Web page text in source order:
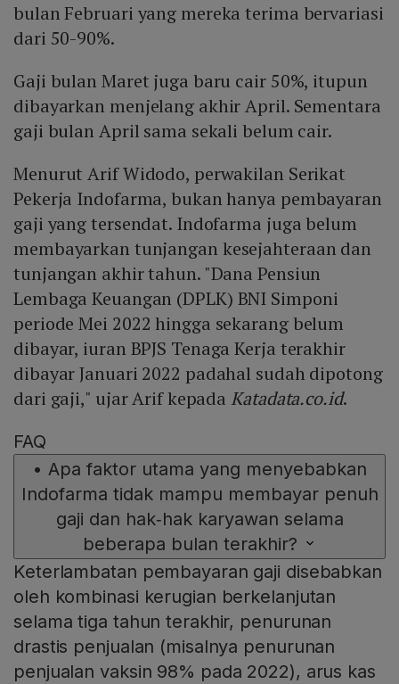
bulan Februari yang mereka terima bervariasi
dari 50-90%.
Gaji bulan Maret juga baru cair 50%, itupun
dibayarkan menjelang akhir April. Sementara
gaji bulan April sama sekali belum cair.
Menurut Arif Widodo, perwakilan Serikat
Pekerja Indofarma, bukan hanya pembayaran
gaji yang tersendat. Indofarma juga belum
membayarkan tunjangan kesejahteraan dan
tunjangan akhir tahun. "Dana Pensiun
Lembaga Keuangan (DPLK) BNI Simponi
periode Mei 2022 hingga sekarang belum
dibayar, iuran BPJS Tenaga Kerja terakhir
dibayar Januari 2022 padahal sudah dipotong
dari gaji," ujar Arif kepada Katadata.co.id.
FAQ
• Apa faktor utama yang menyebabkan
Indofarma tidak mampu membayar penuh
gaji dan hak‑hak karyawan selama
beberapa bulan terakhir?
Keterlambatan pembayaran gaji disebabkan
oleh kombinasi kerugian berkelanjutan
selama tiga tahun terakhir, penurunan
drastis penjualan (misalnya penurunan
penjualan vaksin 98% pada 2022), arus kas